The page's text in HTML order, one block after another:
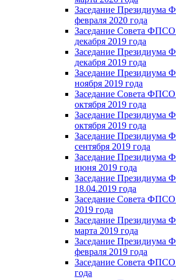
Заседание
февраля 2020 года
Заседание Совета
декабря 2019 года
Заседание
декабря 2019 года
Заседание
ноября 2019 года
Заседание Совета
октября 2019 года
Заседание
октября 2019 года
Заседание
сентября 2019 года
Заседание
июня 2019 года
Заседание
18.04.2019 года
Заседание Совета
2019 года
Заседание Президиума
марта 2019 года
Заседание Президиума
февраля 2019 года
Заседание Совета
года